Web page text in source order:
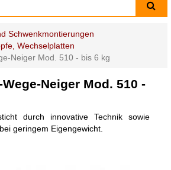
Schwenkmontierungen
Wechselplatten
Neiger Mod. 510 - bis 6 kg
Neiger Mod. 510 -
durch innovative Technik sowie
geringem Eigengewicht.